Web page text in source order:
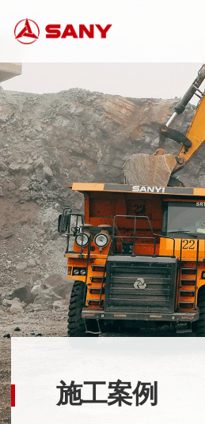
施工案例